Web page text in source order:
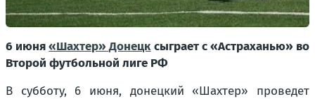
6 июня«Шахтер» Донецксыграет с «Астраханью» во
Второй футбольной лиге РФ
В субботу, 6 июня, донецкий «Шахтер» проведет